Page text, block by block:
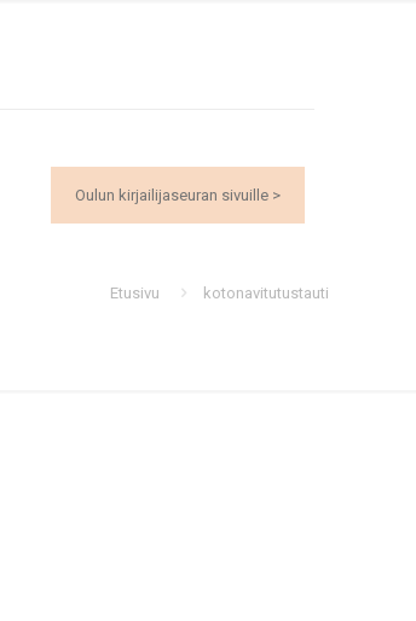
Oulun kirjailijaseuran sivuille >
Etusivu kotonavitutustauti